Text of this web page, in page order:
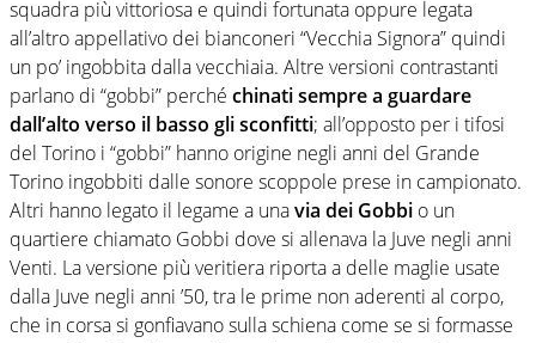
squadra più vittoriosa e quindi fortunata oppure legata
all’altro appellativo dei bianconeri “Vecchia Signora” quindi
un po’ ingobbita dalla vecchiaia. Altre versioni contrastanti
parlano di “gobbi” perché chinati sempre a guardare
dall’alto verso il basso gli sconfitti; all’opposto per i tifosi
del Torino i “gobbi” hanno origine negli anni del Grande
Torino ingobbiti dalle sonore scoppole prese in campionato.
Altri hanno legato il legame a unavia dei Gobbi o un
quartiere chiamato Gobbi dove si allenava la Juve negli anni
Venti. La versione più veritiera riporta a delle maglie usate
dalla Juve negli anni ’50, tra le prime non aderenti al corpo,
che in corsa si gonfiavano sulla schiena come se si formasse